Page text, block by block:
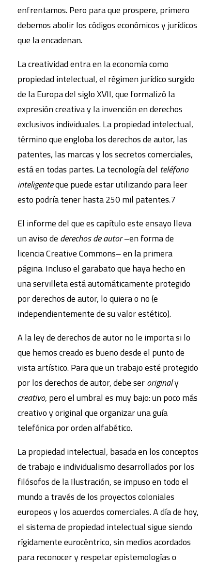
enfrentamos. Pero para que prospere, primero
debemos abolir los códigos económicos y jurídicos
que la encadenan.
La creatividad entra en la economía como
propiedad intelectual, el régimen jurídico surgido
de la Europa del siglo XVII, que formalizó la
expresión creativa y la invención en derechos
exclusivos individuales. La propiedad intelectual,
término que engloba los derechos de autor, las
patentes, las marcas y los secretos comerciales,
está en todas partes. La tecnología del teléfono
inteligenteque puede estar utilizando para leer
esto podría tener hasta 250 mil patentes.7
El informe del que es capítulo este ensayo lleva
un aviso de derechos de autor–en forma de
licencia Creative Commons– en la primera
página. Incluso el garabato que haya hecho en
una servilleta está automáticamente protegido
por derechos de autor, lo quiera o no (e
independientemente de su valor estético).
A la ley de derechos de autor no le importa si lo
que hemos creado es bueno desde el punto de
vista artístico. Para que un trabajo esté protegido
por los derechos de autor, debe seroriginaly
creativo, pero el umbral es muy bajo: un poco más
creativo y original que organizar una guía
telefónica por orden alfabético.
La propiedad intelectual, basada en los conceptos
de trabajo e individualismo desarrollados por los
filósofos de la Ilustración, se impuso en todo el
mundo a través de los proyectos coloniales
europeos y los acuerdos comerciales. A día de hoy,
el sistema de propiedad intelectual sigue siendo
rígidamente eurocéntrico, sin medios acordados
para reconocer y respetar epistemologías o